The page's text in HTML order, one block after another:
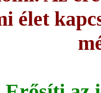
élet